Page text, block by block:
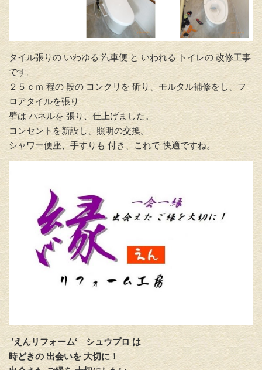
タイル張りの いわゆる 汽車便 と いわれる トイレの 改修工事
です。
２５ｃｍ 程の 段の コンクリを 斫り、モルタル補修をし、フ
ロアタイルを張り
壁は パネルを 張り、仕上げました。
コンセントを新設し、照明の交換。
シャワー便座、手すりも 付き、これで 快適ですね。
’えんリフォーム‘ シュウプロ は
時どきの 出会いを 大切に！